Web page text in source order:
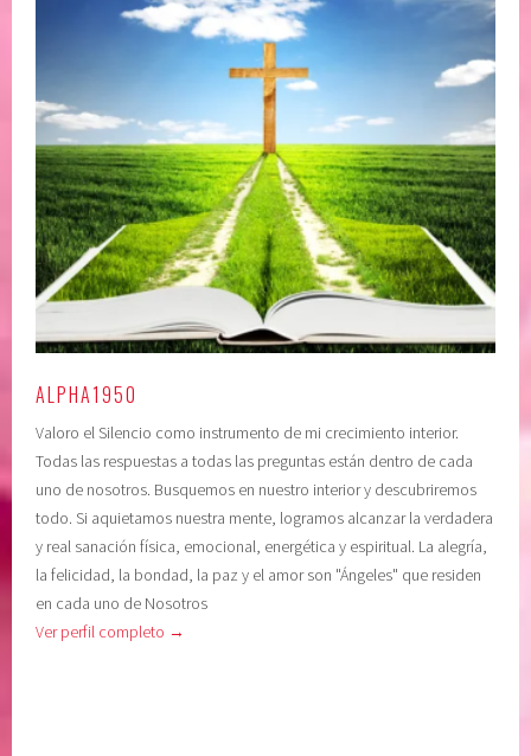
ALPHA1950
Valoro el Silencio como instrumento de mi crecimiento interior.
Todas las respuestas a todas las preguntas están dentro de cada
uno de nosotros. Busquemos en nuestro interior y descubriremos
todo. Si aquietamos nuestra mente, logramos alcanzar la verdadera
y real sanación física, emocional, energética y espiritual. La alegría,
la felicidad, la bondad, la paz y el amor son "Ángeles" que residen
en cada uno de Nosotros
Ver perfil completo →